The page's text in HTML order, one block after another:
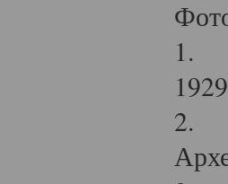
1.
2.